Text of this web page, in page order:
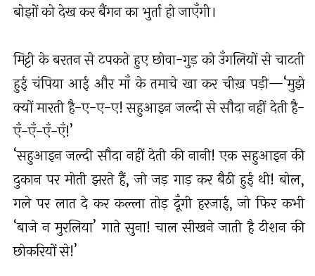
बोझों को देख कर बैंगन का भुर्ता हो जाएँगी।
मिट्टी के बरतन से टपकते हुए छोवा-गुड़ को उँगलियों से चाटती
हुई चंपिया आई और माँ के तमाचे खा कर चीख़ पड़ी—‘मुझे
क्यों मारती है-ए-ए-ए! सहुआइन जल्दी से सौदा नहीं देती है-
एँ-एँ-एँ-एँ!’
‘सहुआइन जल्दी सौदा नहीं देती की नानी! एक सहुआइन की
दुकान पर मोती झरते हैं, जो जड़ गाड़ कर बैठी हुई थी! बोल,
गले पर लात दे कर कल्ला तोड़ दूँगी हरजाई, जो फिर कभी
‘बाजे न मुरलिया’ गाते सुना! चाल सीखने जाती है टीशन की
छोकरियों से!’